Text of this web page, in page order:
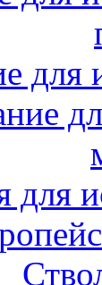
для
для